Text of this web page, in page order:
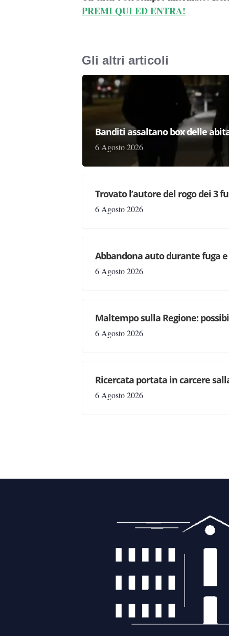
PREMI QUI ED ENTRA!
Gli altri articoli
Banditi assaltano box delle
6 Agosto 2026
Trovato l’autore del rogo dei 3
6 Agosto 2026
Abbandona auto durante fuga
6 Agosto 2026
Maltempo sulla Regione:
6 Agosto 2026
Ricercata portata in carcere
6 Agosto 2026